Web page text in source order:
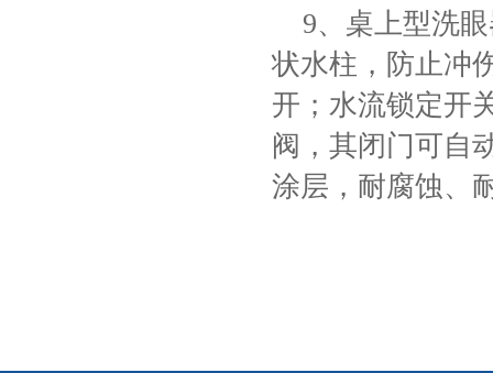
9、桌上型洗眼
状水柱，防止冲
开；水流锁定开
阀，其闭门可自
涂层，耐腐蚀、